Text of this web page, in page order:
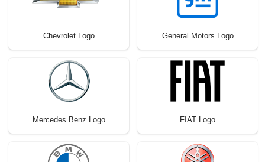
Chevrolet Logo General Motors Logo
Mercedes Benz Logo FIAT Logo